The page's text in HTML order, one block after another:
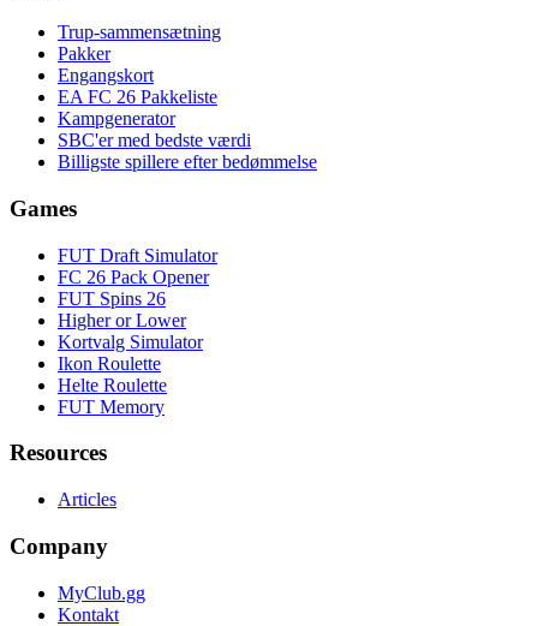
Trup-sammensætning
Pakker
Engangskort
EA FC 26 Pakkeliste
Kampgenerator
SBC'er med bedste værdi
Billigste spillere efter bedømmelse
Games
FUT Draft Simulator
FC 26 Pack Opener
FUT Spins 26
Higher or Lower
Kortvalg Simulator
Ikon Roulette
Helte Roulette
FUT Memory
Resources
Articles
Company
MyClub.gg
Kontakt